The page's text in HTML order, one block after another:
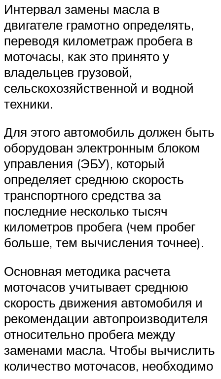
Интервал замены масла в
двигателе грамотно определять,
переводя километраж пробега в
моточасы, как это принято у
владельцев грузовой,
сельскохозяйственной и водной
техники.
Для этого автомобиль должен быть
оборудован электронным блоком
управления (ЭБУ), который
определяет среднюю скорость
транспортного средства за
последние несколько тысяч
километров пробега (чем пробег
больше, тем вычисления точнее).
Основная методика расчета
моточасов учитывает среднюю
скорость движения автомобиля и
рекомендации автопроизводителя
относительно пробега между
заменами масла. Чтобы вычислить
количество моточасов, необходимо